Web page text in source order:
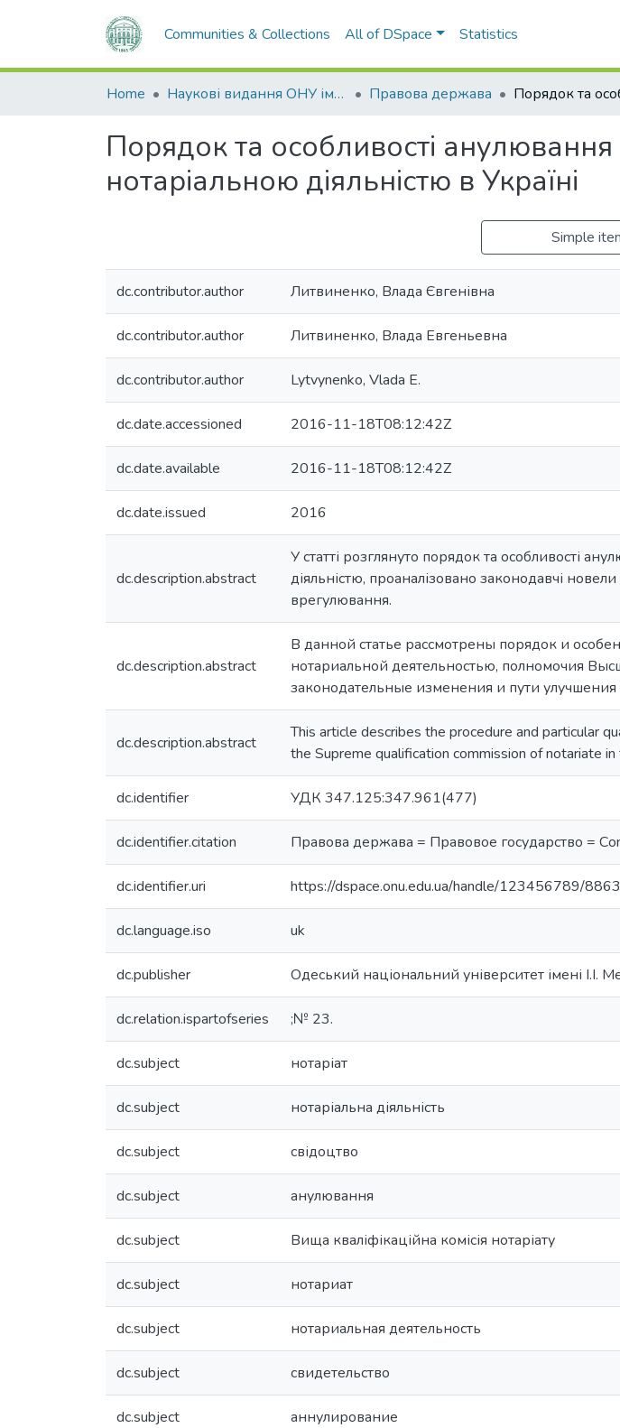
Communities & Collections All of DSpace Statistics
Home Наукові видання ОНУ імені І. І. Мечникова Правова держава
Порядок та особливості
нотаріальною діяльністю в Україні
Simple
dc.contributor.author Литвиненко, Влада Євгенівна
dc.contributor.author Литвиненко, Влада Евгеньевна
dc.contributor.author Lytvynenko, Vlada E.
dc.date.accessioned 2016-11-18T08:12:42Z
dc.date.available 2016-11-18T08:12:42Z
dc.date.issued 2016
dc.description.abstract
У статті розглянуто порядок та особливості
діяльністю, проаналізовано законодавчі
врегулювання.
dc.description.abstract
В данной статье рассмотрены порядок и
нотариальной деятельностью, полномочия
законодательные изменения и пути улучшения
dc.description.abstract
This article describes the procedure and particular
the Supreme qualification commission of notariate
dc.identifier УДК 347.125:347.961(477)
dc.identifier.citation Правова держава = Правовое государство =
dc.identifier.uri https://dspace.onu.edu.ua/handle/123456789/8863
dc.language.iso uk
dc.publisher Одеський національний університет імені І.І.
dc.relation.ispartofseries ;№ 23.
dc.subject нотаріат
dc.subject нотаріальна діяльність
dc.subject свідоцтво
dc.subject анулювання
dc.subject Вища кваліфікаційна комісія нотаріату
dc.subject нотариат
dc.subject нотариальная деятельность
dc.subject свидетельство
dc.subject аннулирование